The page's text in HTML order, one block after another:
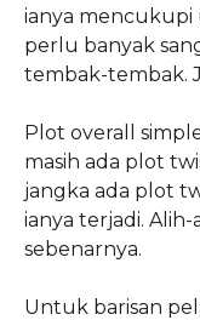
ianya
perlu banyak
tembak-tembak.
Plot overall
masih ada plot
jangka ada plot
ianya terjadi.
sebenarnya.
Untuk barisan